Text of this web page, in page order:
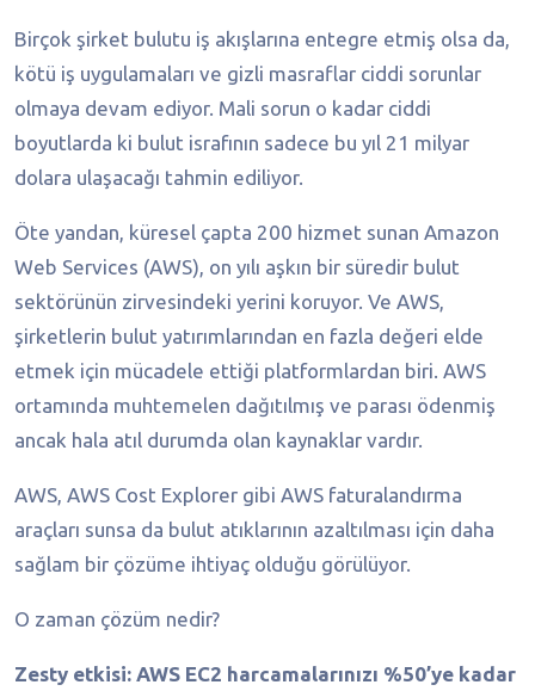
Birçok şirket bulutu iş akışlarına entegre etmiş olsa da,
kötü iş uygulamaları ve gizli masraflar ciddi sorunlar
olmaya devam ediyor. Mali sorun o kadar ciddi
boyutlarda ki bulut israfının sadece bu yıl 21 milyar
dolara ulaşacağı tahmin ediliyor.
Öte yandan, küresel çapta 200 hizmet sunan Amazon
Web Services (AWS), on yılı aşkın bir süredir bulut
sektörünün zirvesindeki yerini koruyor. Ve AWS,
şirketlerin bulut yatırımlarından en fazla değeri elde
etmek için mücadele ettiği platformlardan biri. AWS
ortamında muhtemelen dağıtılmış ve parası ödenmiş
ancak hala atıl durumda olan kaynaklar vardır.
AWS, AWS Cost Explorer gibi AWS faturalandırma
araçları sunsa da bulut atıklarının azaltılması için daha
sağlam bir çözüme ihtiyaç olduğu görülüyor.
O zaman çözüm nedir?
Zesty etkisi: AWS EC2 harcamalarınızı %50’ye kadar